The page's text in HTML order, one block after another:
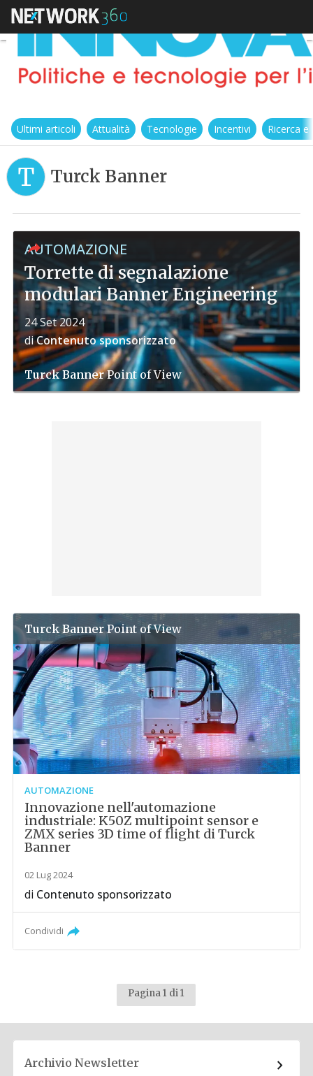
Ultimi articoli Attualità Tecnologie Incentivi Ricerca
T Turck Banner
AUTOMAZIONE
Torrette di segnalazione
modulari Banner Engineering
24 Set 2024
diContenuto sponsorizzato
Turck BannerPoint of View
Turck BannerPoint of View
AUTOMAZIONE
Innovazione nell'automazione
industriale: K50Z multipoint sensor e
ZMX series 3D time of flight di Turck
Banner
02 Lug 2024
di Contenuto sponsorizzato
Condividi
Pagina 1 di 1
Archivio Newsletter